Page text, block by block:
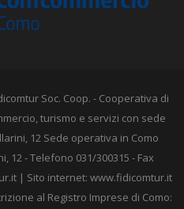
Soc. Coop. - Cooperativa di
turismo e servizi con sede
12 Sede operativa in Como
12 - Telefono 031/300315 - Fax
| Sito internet: www.fidicomtur.it
al Registro Imprese di Como: